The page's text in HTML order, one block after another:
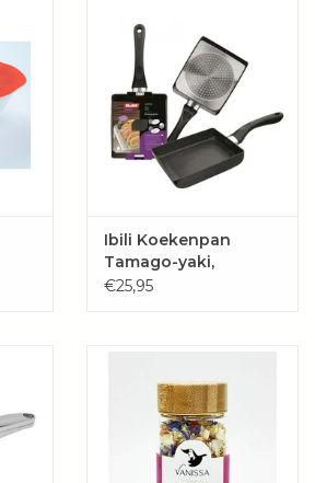
Ibili Koekenpan
Tamago-yaki,
15x18cm
€25,95